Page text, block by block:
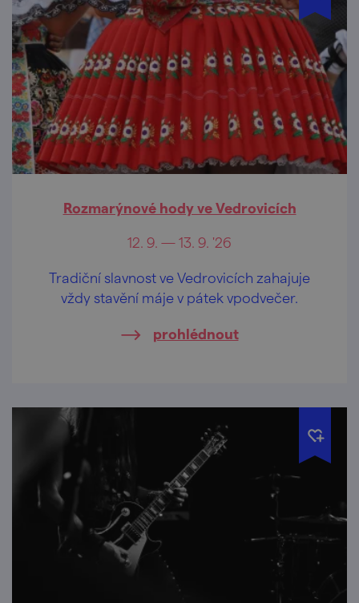
Rozmarýnové hody ve Vedrovicích
12. 9. — 13. 9. '26
Tradiční slavnost ve Vedrovicích zahajuje
vždy stavění máje v pátek vpodvečer.
prohlédnout